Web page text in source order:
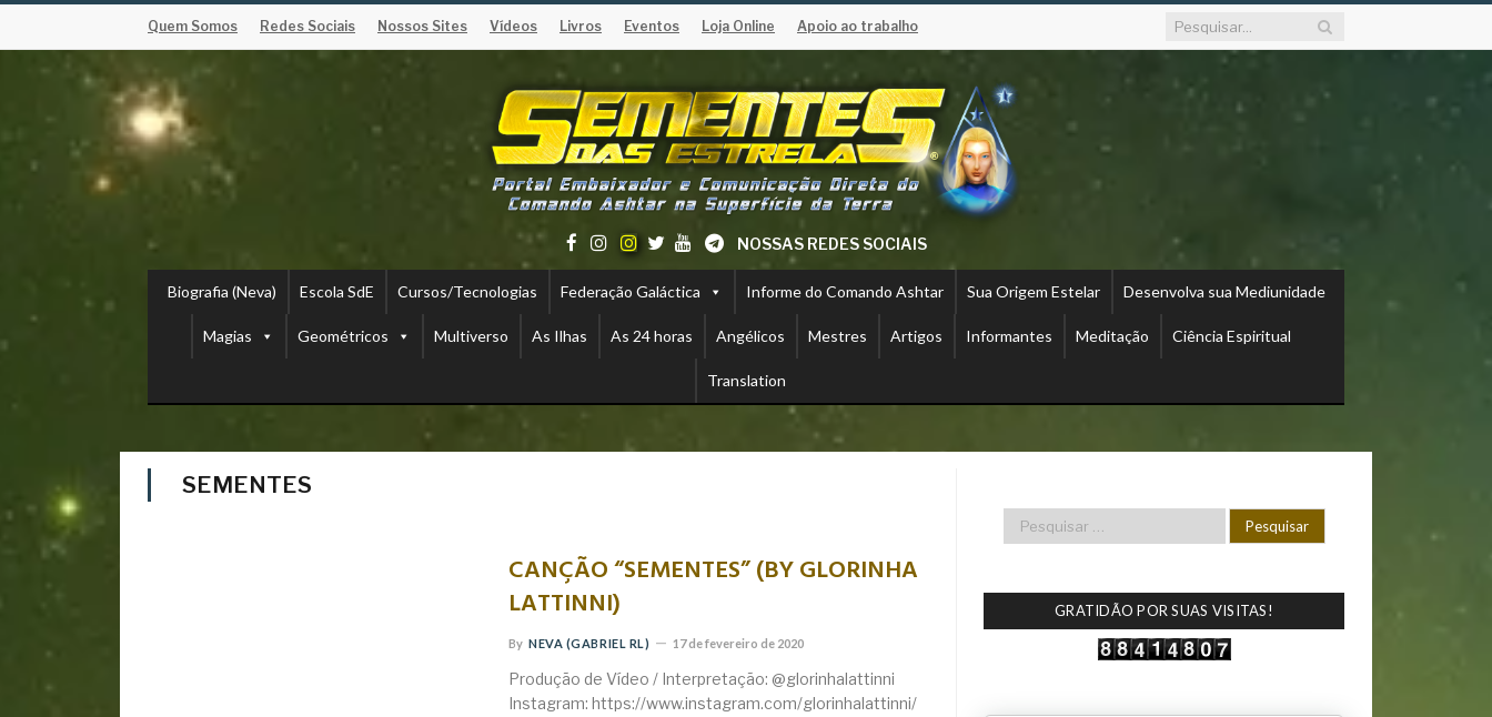
Quem Somos Redes Sociais Nossos Sites Vídeos Livros Eventos Loja Online Apoio ao trabalho
NOSSAS REDES SOCIAIS
Biografia (Neva) Escola SdE Cursos/Tecnologias Federação Galáctica Informe do Comando Ashtar Sua Origem Estelar Desenvolva sua Mediunidade
Magias Geométricos Multiverso As Ilhas As 24 horas Angélicos Mestres Artigos Informantes Meditação Ciência Espiritual
Translation
SEMENTES
CANÇÃO “SEMENTES” (BY GLORINHA
LATTINNI)
By NEVA (GABRIEL RL) 17 de fevereiro de 2020
Produção de Vídeo / Interpretação: @glorinhalattinni
Instagram: https://www.instagram.com/glorinhalattinni/
GRATIDÃO POR SUAS VISITAS!